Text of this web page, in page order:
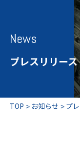
News
プレスリリース
TOP お知らせ プ